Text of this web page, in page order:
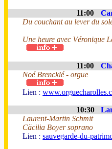
11:00
Du couchant au lever du
Une heure avec Véronique
11:00
Noé Brencklé - orgue
Lien :
10:30
Laurent-Martin Schmit
Cäcilia Boyer soprano
Lien : sauvegarde-du-